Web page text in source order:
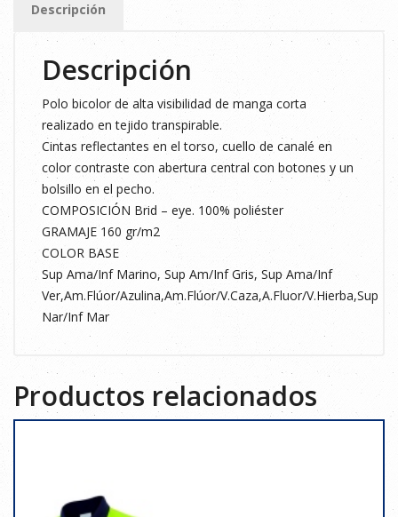
AMARILLO
FLUOR
VERDE
cantidad
Descripción
Descripción
Polo bicolor de alta visibilidad de manga corta
realizado en tejido transpirable.
Cintas reflectantes en el torso, cuello de canalé en
color contraste con abertura central con botones y un
bolsillo en el pecho.
COMPOSICIÓN Brid – eye. 100% poliéster
GRAMAJE 160 gr/m2
COLOR BASE
Sup Ama/Inf Marino, Sup Am/Inf Gris, Sup Ama/Inf
Ver,Am.Flúor/Azulina,Am.Flúor/V.Caza,A.Fluor/V.Hierba,Sup
Nar/Inf Mar
Productos relacionados